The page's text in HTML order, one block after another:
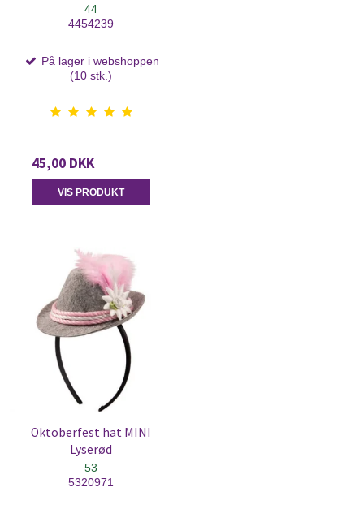
44
4454239
På lager i webshoppen
(10 stk.)
45,00 DKK
VIS PRODUKT
Oktoberfest hat MINI
Lyserød
53
5320971